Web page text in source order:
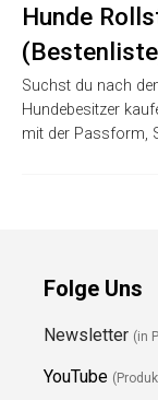
Hunde
Suchst du nach
Hundebesitzer
mit der Passform,
Folge Uns
Newsletter (in
YouTube